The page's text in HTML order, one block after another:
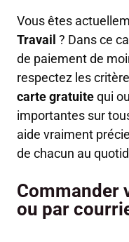
Vous êtes
Travail ? Dans ce
de paiement de
respectez les
carte gratuitequi
importantes sur
aide vraiment
de chacun au
Commander
ou par